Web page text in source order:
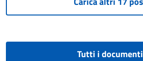
Tutti i documenti